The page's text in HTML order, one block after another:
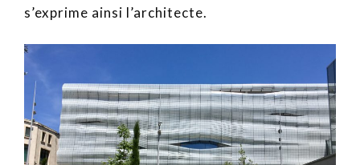
s’exprime ainsi l’architecte.